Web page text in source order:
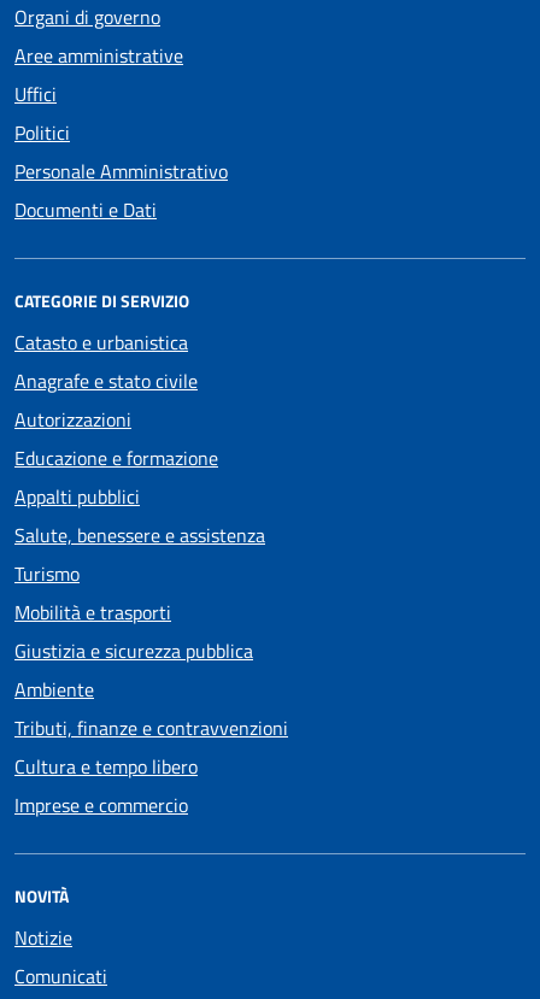
Organi di governo
Aree amministrative
Uffici
Politici
Personale Amministrativo
Documenti e Dati
CATEGORIE DI SERVIZIO
Catasto e urbanistica
Anagrafe e stato civile
Autorizzazioni
Educazione e formazione
Appalti pubblici
Salute, benessere e assistenza
Turismo
Mobilità e trasporti
Giustizia e sicurezza pubblica
Ambiente
Tributi, finanze e contravvenzioni
Cultura e tempo libero
Imprese e commercio
NOVITÀ
Notizie
Comunicati